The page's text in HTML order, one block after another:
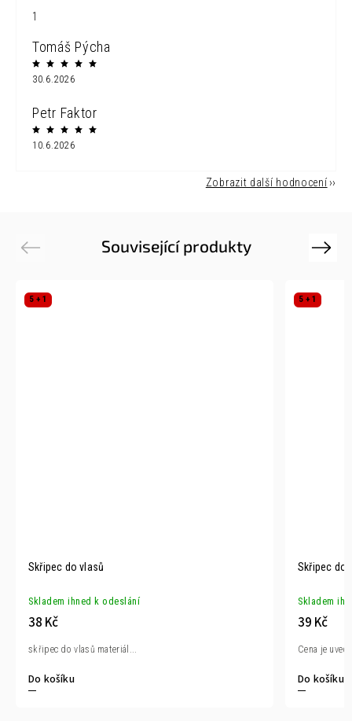
1
Tomáš Pýcha
30.6.2026
Petr Faktor
10.6.2026
Zobrazit další hodnocení
Související produkty
Previous
5 + 1
Skřipec do vlasů
Skladem ihned k odeslání
38 Kč
Do košíku
skřipec do vlasů materiál...
5 + 1
Skřipec do
Skladem
39 Kč
Do košíku
Cena je
Next